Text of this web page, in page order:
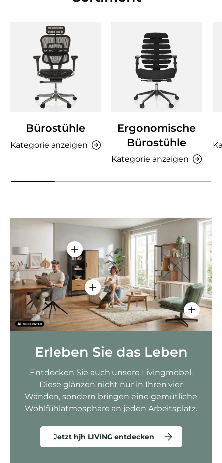
Bürostühle
Kategorie anzeigen
Ergonomische
Bürostühle
Kategorie anzeigen
Einzelheiten anzeigen - AMIO H -
Einzelheiten anzeigen - Sitzolo 2
Erleben Sie das Leben
Entdecken Sie auch unsere Livingmöbel.
Diese glänzen nicht nur in Ihren vier
Wänden, sondern bringen eine gemütliche
Wohlfühlatmosphäre an jeden Arbeitsplatz.
Jetzt hjh LIVING entdecken